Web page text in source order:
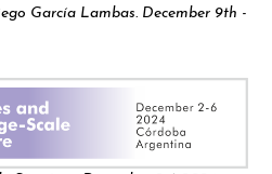
García Lambas. December 9th -